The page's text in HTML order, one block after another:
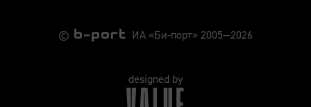
© ИА «Би-порт» 2005—2026
designed by